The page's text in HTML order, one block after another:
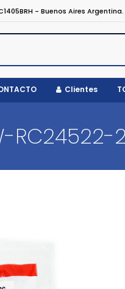
- Buenos Aires Argentina.
Clientes
RC24522-